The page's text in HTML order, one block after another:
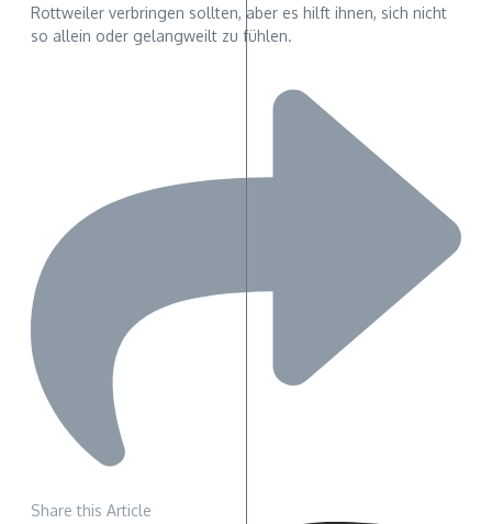
Rottweiler verbringen sollten, aber es hilft ihnen, sich nicht
so allein oder gelangweilt zu fühlen.
Share this Article